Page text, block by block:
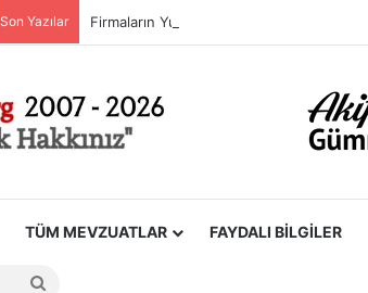
Son Yazılar
TÜM MEVZUATLAR FAYDALI BILGILER